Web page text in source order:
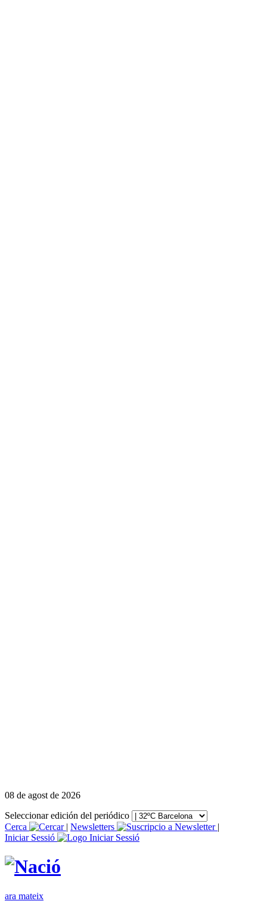
08 de agost de 2026
Seleccionar edición del periódico
Cerca
| Newsletters
|
Iniciar Sessió
ara mateix